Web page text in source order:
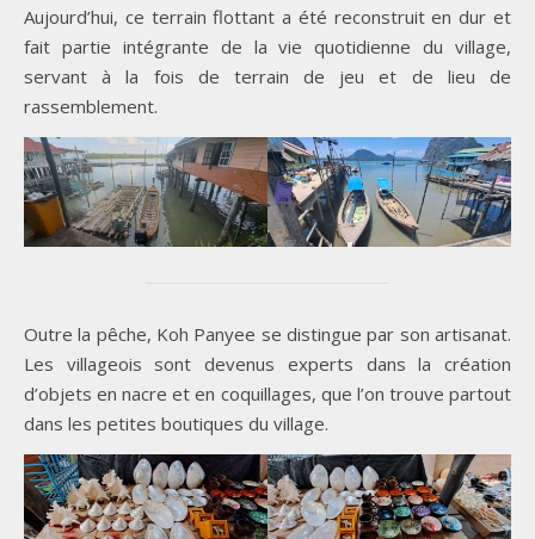
Aujourd’hui, ce terrain flottant a été reconstruit en dur et
fait partie intégrante de la vie quotidienne du village,
servant à la fois de terrain de jeu et de lieu de
rassemblement.
Outre la pêche, Koh Panyee se distingue par son artisanat.
Les villageois sont devenus experts dans la création
d’objets en nacre et en coquillages, que l’on trouve partout
dans les petites boutiques du village.